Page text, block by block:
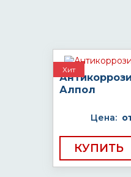
Хит
Алпол
Цена:
КУПИТЬ